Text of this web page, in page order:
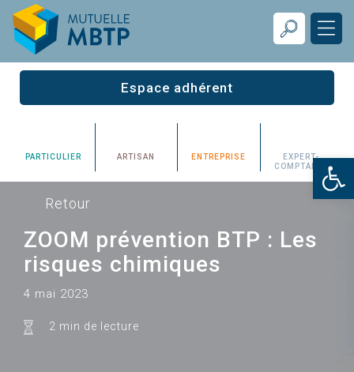
Espace adhérent
PARTICULIER ARTISAN ENTREPRISE
EXPERT-
COMPTABLE
Retour
ZOOM prévention BTP : Les
risques chimiques
4 mai 2023
2 min de lecture